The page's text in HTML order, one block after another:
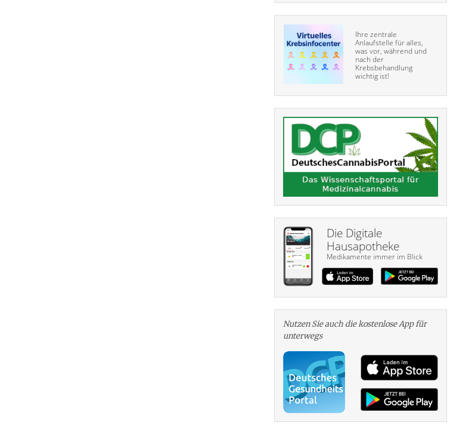
Ihre zentrale
Anlaufstelle für alles,
was vor, während und
nach der
Krebsbehandlung
wichtig ist!
Die Digitale
Hausapotheke
Medikamente immer im Blick
Nutzen Sie auch die kosten­lose App für
unterwegs